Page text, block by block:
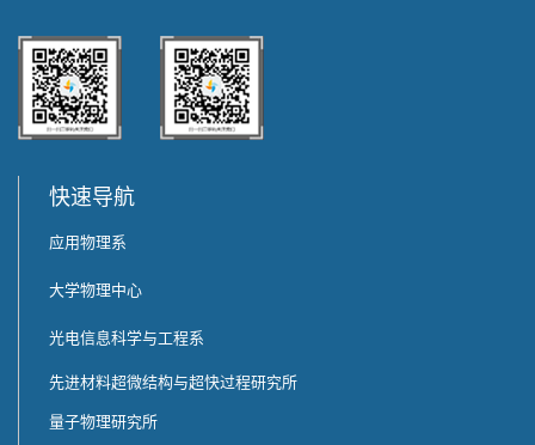
快速导航
应用物理系
大学物理中心
光电信息科学与工程系
先进材料超微结构与超快过程研究所
量子物理研究所